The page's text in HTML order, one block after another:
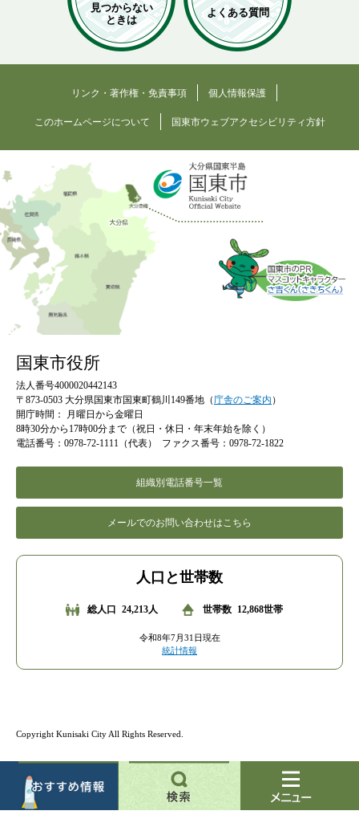
見つからない
ときは
よくある質問
リンク・著作権・免責事項 個人情報保護
このホームページについて 国東市ウェブアクセシビリティ方針
国東市役所
法人番号4000020442143
〒873-0503 大分県国東市国東町鶴川149番地（庁舎のご案内 ）
開庁時間：
月曜日から金曜日
8時30分から17時00分まで（祝日・休日・年末年始を除く）
電話番号：0978-72-1111（代表）
ファクス番号：0978-72-1822
組織別電話番号一覧
メールでのお問い合わせはこちら
人口と世帯数
総人口 24,213人 世帯数 12,868世帯
令和8年7月31日現在
統計情報
Copyright Kunisaki City All Rights Reserved.